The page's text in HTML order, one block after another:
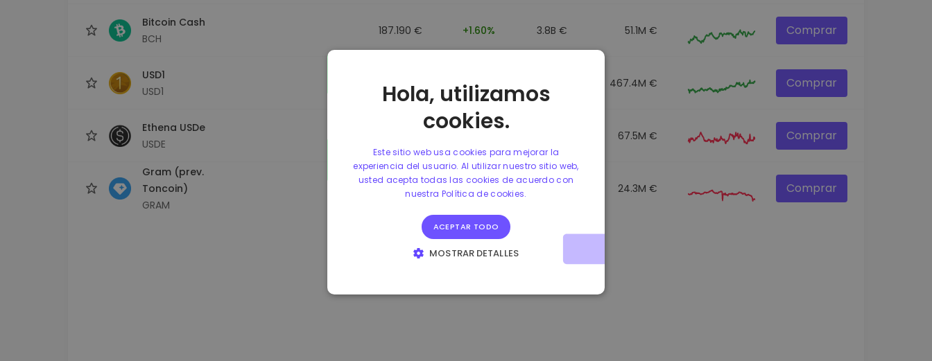
Bitcoin Cash
BCH
187.190 € +1.60% 3.8B € 51.1M € Comprar
USD1
USD1
0.867184 € 0.00% 467.4M € Comprar
Ethena USDe
USDE
67.5M € Comprar
Gram (prev.
Toncoin)
GRAM
1.160000 € -3.00% 24.3M € Comprar
Hola, utilizamos
cookies.
Este sitio web usa cookies para mejorar la
experiencia del usuario. Al utilizar nuestro sitio web,
usted acepta todas las cookies de acuerdo con
nuestra Política de cookies.
ACEPTAR TODO
MOSTRAR DETALLES